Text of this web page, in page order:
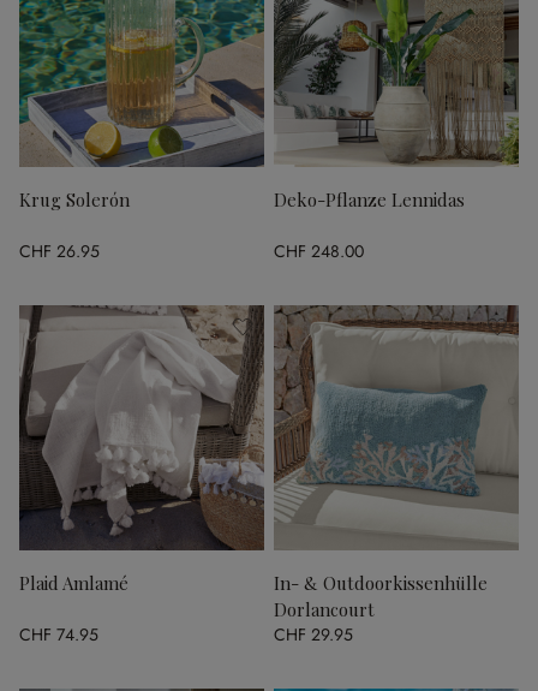
Krug Solerón
CHF 26.95
Deko-Pflanze Lennidas
CHF 248.00
Plaid Amlamé
CHF 74.95
In- & Outdoorkissenhülle
Dorlancourt
CHF 29.95